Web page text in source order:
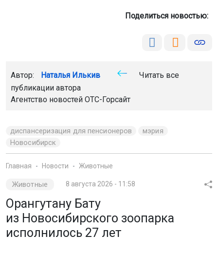
Поделиться новостью:
Автор: Наталья Илькив
Читать все
публикации автора
Агентство новостей ОТС-Горсайт
диспансеризация для пенсионеров
мэрия
Новосибирск
Главная Новости Животные
Животные 8 августа 2026 - 11:58
Орангутану Бату
из Новосибирского зоопарка
исполнилось 27 лет